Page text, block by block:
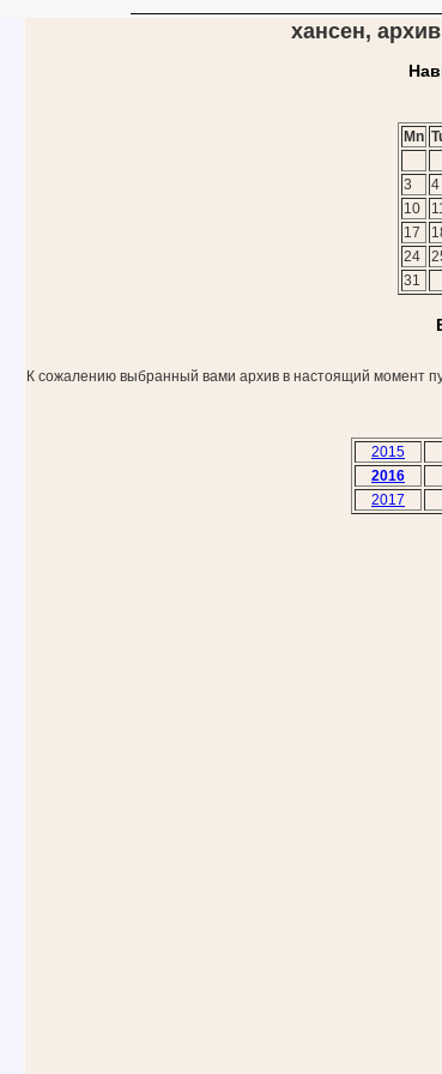
хансен,
Mn
3
4
10
17
24
31
К сожалению выбранный вами архив в настоящий момент
2015
2016
2017